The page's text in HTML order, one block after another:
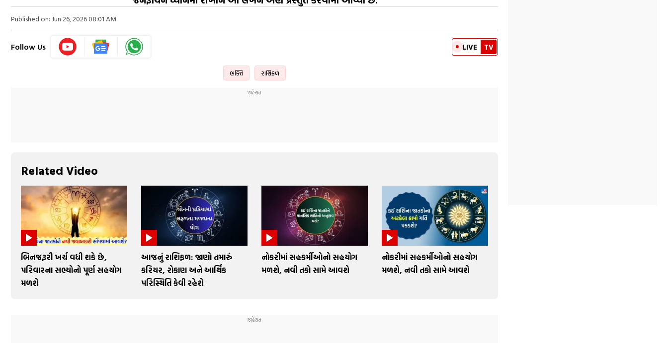
Published on: Jun 26, 2026 08:01 AM
Follow Us LIVE TV
ભક્તિ રાશિફળ
Related Video
બિનજરૂરી ખર્ચ વધી શકે છે,
પરિવારના સભ્યોનો પૂર્ણ સહયોગ
મળશે
આજનું રાશિફળ: જાણો તમારું
કરિયર, રોકાણ અને આર્થિક
પરિસ્થિતિ કેવી રહેશે
નોકરીમાં સહકર્મીઓનો સહયોગ
મળશે, નવી તકો સામે આવશે
નોકરીમાં સહકર્મીઓનો સહયોગ
મળશે, નવી તકો સામે આવશે